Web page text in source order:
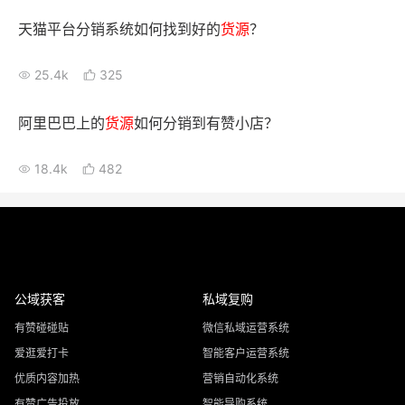
天猫平台分销系统如何找到好的货源？
25.4k 325
阿里巴巴上的货源如何分销到有赞小店？
18.4k 482
公域获客
有赞碰碰贴
爱逛爱打卡
优质内容加热
私域复购
微信私域运营系统
智能客户运营系统
营销自动化系统